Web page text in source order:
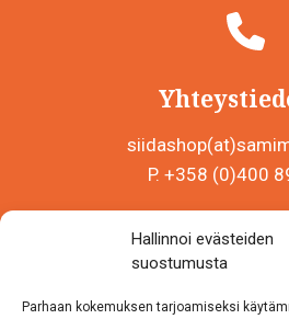
Hallinnoi evästeiden
suostumusta
Parhaan kokemuksen tarjoamiseksi
P. +358 (0)400
Y-tunnus